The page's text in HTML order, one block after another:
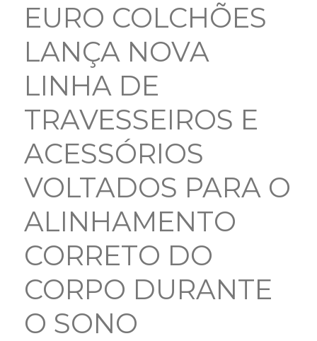
EURO COLCHÕES
LANÇA NOVA
LINHA DE
TRAVESSEIROS E
ACESSÓRIOS
VOLTADOS PARA O
ALINHAMENTO
CORRETO DO
CORPO DURANTE
O SONO